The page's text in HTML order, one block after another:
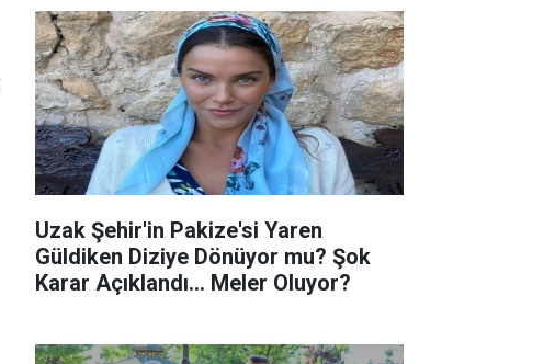
Uzak Şehir'in Pakize'si Yaren
Güldiken Diziye Dönüyor mu? Şok
Karar Açıklandı... Meler Oluyor?